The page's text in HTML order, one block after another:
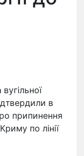
в
припинення
по лінії